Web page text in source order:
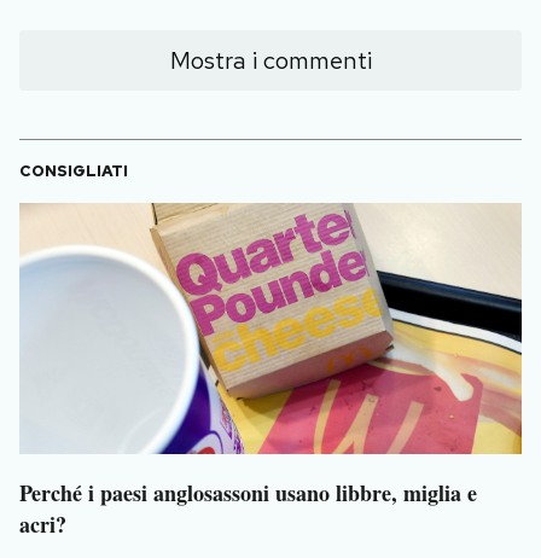
Mostra i commenti
CONSIGLIATI
Perché i paesi anglosassoni usano libbre, miglia e
acri?